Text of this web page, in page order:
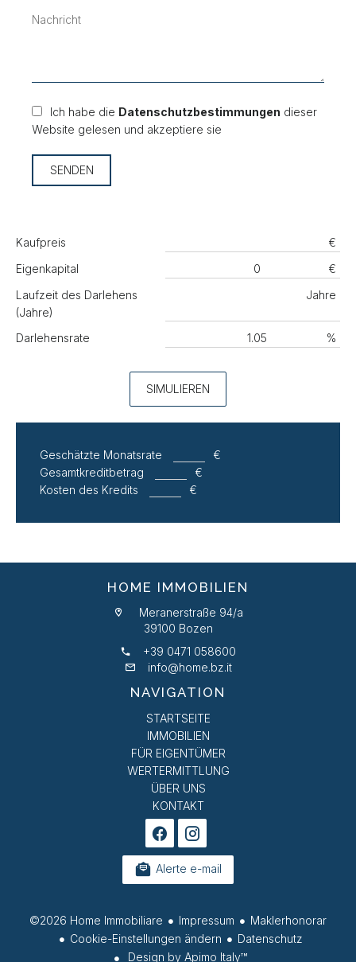
Ich habe die Datenschutzbestimmungen dieser
Website gelesen und akzeptiere sie
SENDEN
Kaufpreis
€
Eigenkapital
€
Laufzeit des Darlehens
(Jahre)
Jahre
Darlehensrate %
SIMULIEREN
Geschätzte Monatsrate
€
Gesamtkreditbetrag
€
Kosten des Kredits
€
HOME IMMOBILIEN
Meranerstraße 94/a
39100 Bozen
+39 0471 058600
info@home.bz.it
NAVIGATION
STARTSEITE
IMMOBILIEN
FÜR EIGENTÜMER
WERTERMITTLUNG
ÜBER UNS
KONTAKT
Alerte e-mail
©2026 Home Immobiliare Impressum
Maklerhonorar
Cookie-Einstellungen ändern
Datenschutz
Design by Apimo Italy™